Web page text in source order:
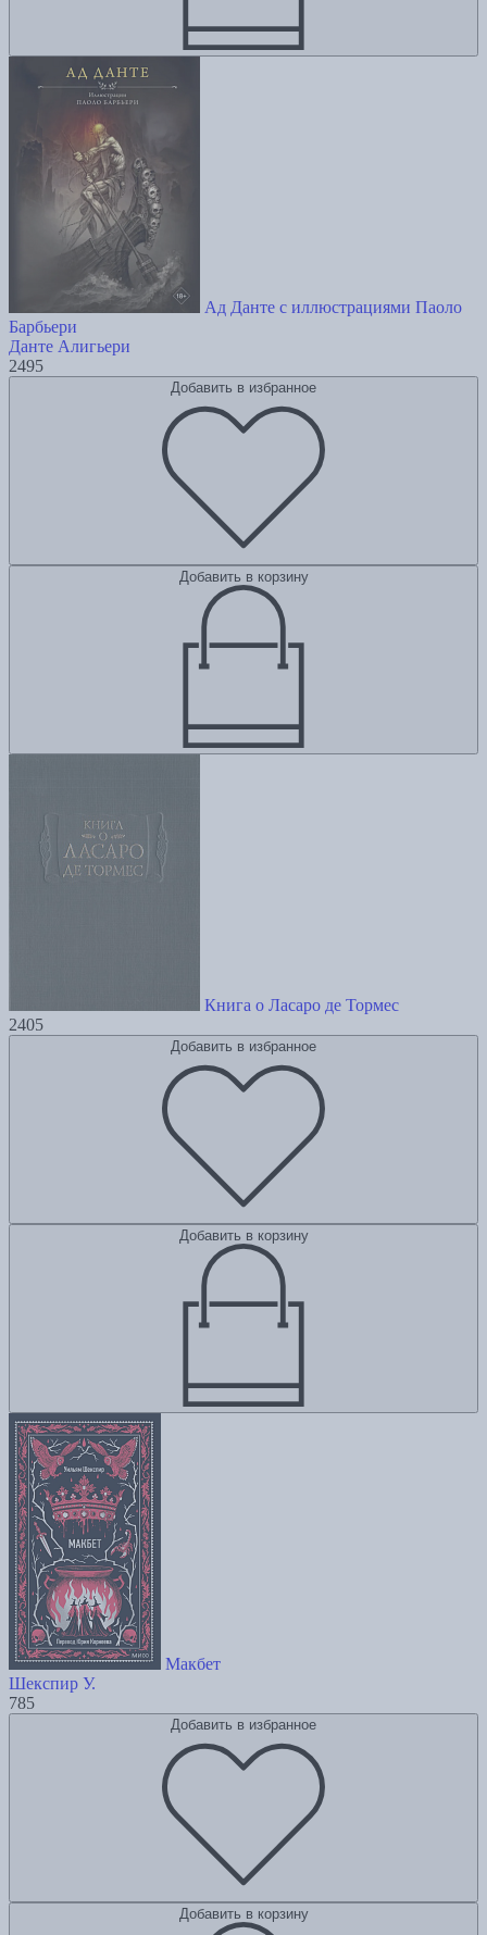
Ад Данте с иллюстрациями Паоло
Барбьери
Данте Алигьери
2495
Добавить в избранное
Добавить в корзину
Книга о Ласаро де Тормес
2405
Добавить в избранное
Добавить в корзину
Макбет
Шекспир У.
785
Добавить в избранное
Добавить в корзину